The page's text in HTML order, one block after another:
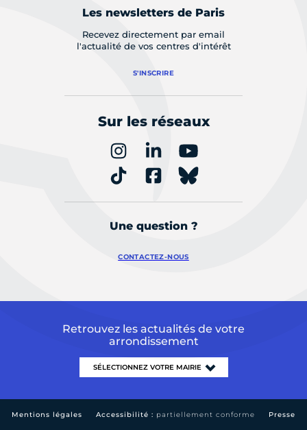
Les newsletters de Paris
Recevez directement par email
l'actualité de vos centres d'intérêt
S'INSCRIRE
Sur les réseaux
Une question ?
CONTACTEZ-NOUS
Retrouvez les actualités de votre
arrondissement
Mentions légales Accessibilité : partiellement conforme Presse